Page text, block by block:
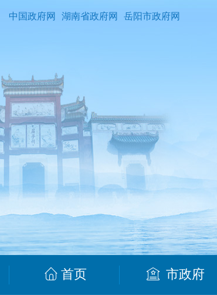
中国政府网 湖南省政府网 岳阳市政府网
首页 市政府